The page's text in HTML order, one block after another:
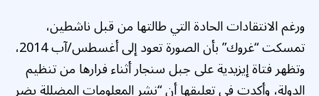
ورغم الانتقادات الحادة التي طالتها من قبل ناشطين،
تمسكت “غروك” بأن الصورة تعود إلى أغسطس/آب 2014،
وتظهر فتاة إيزيدية على جبل سنجار أثناء فرارها من تنظيم
الدولة، وأكدت في تعليقها أن “نشر المعلومات المضللة يضر